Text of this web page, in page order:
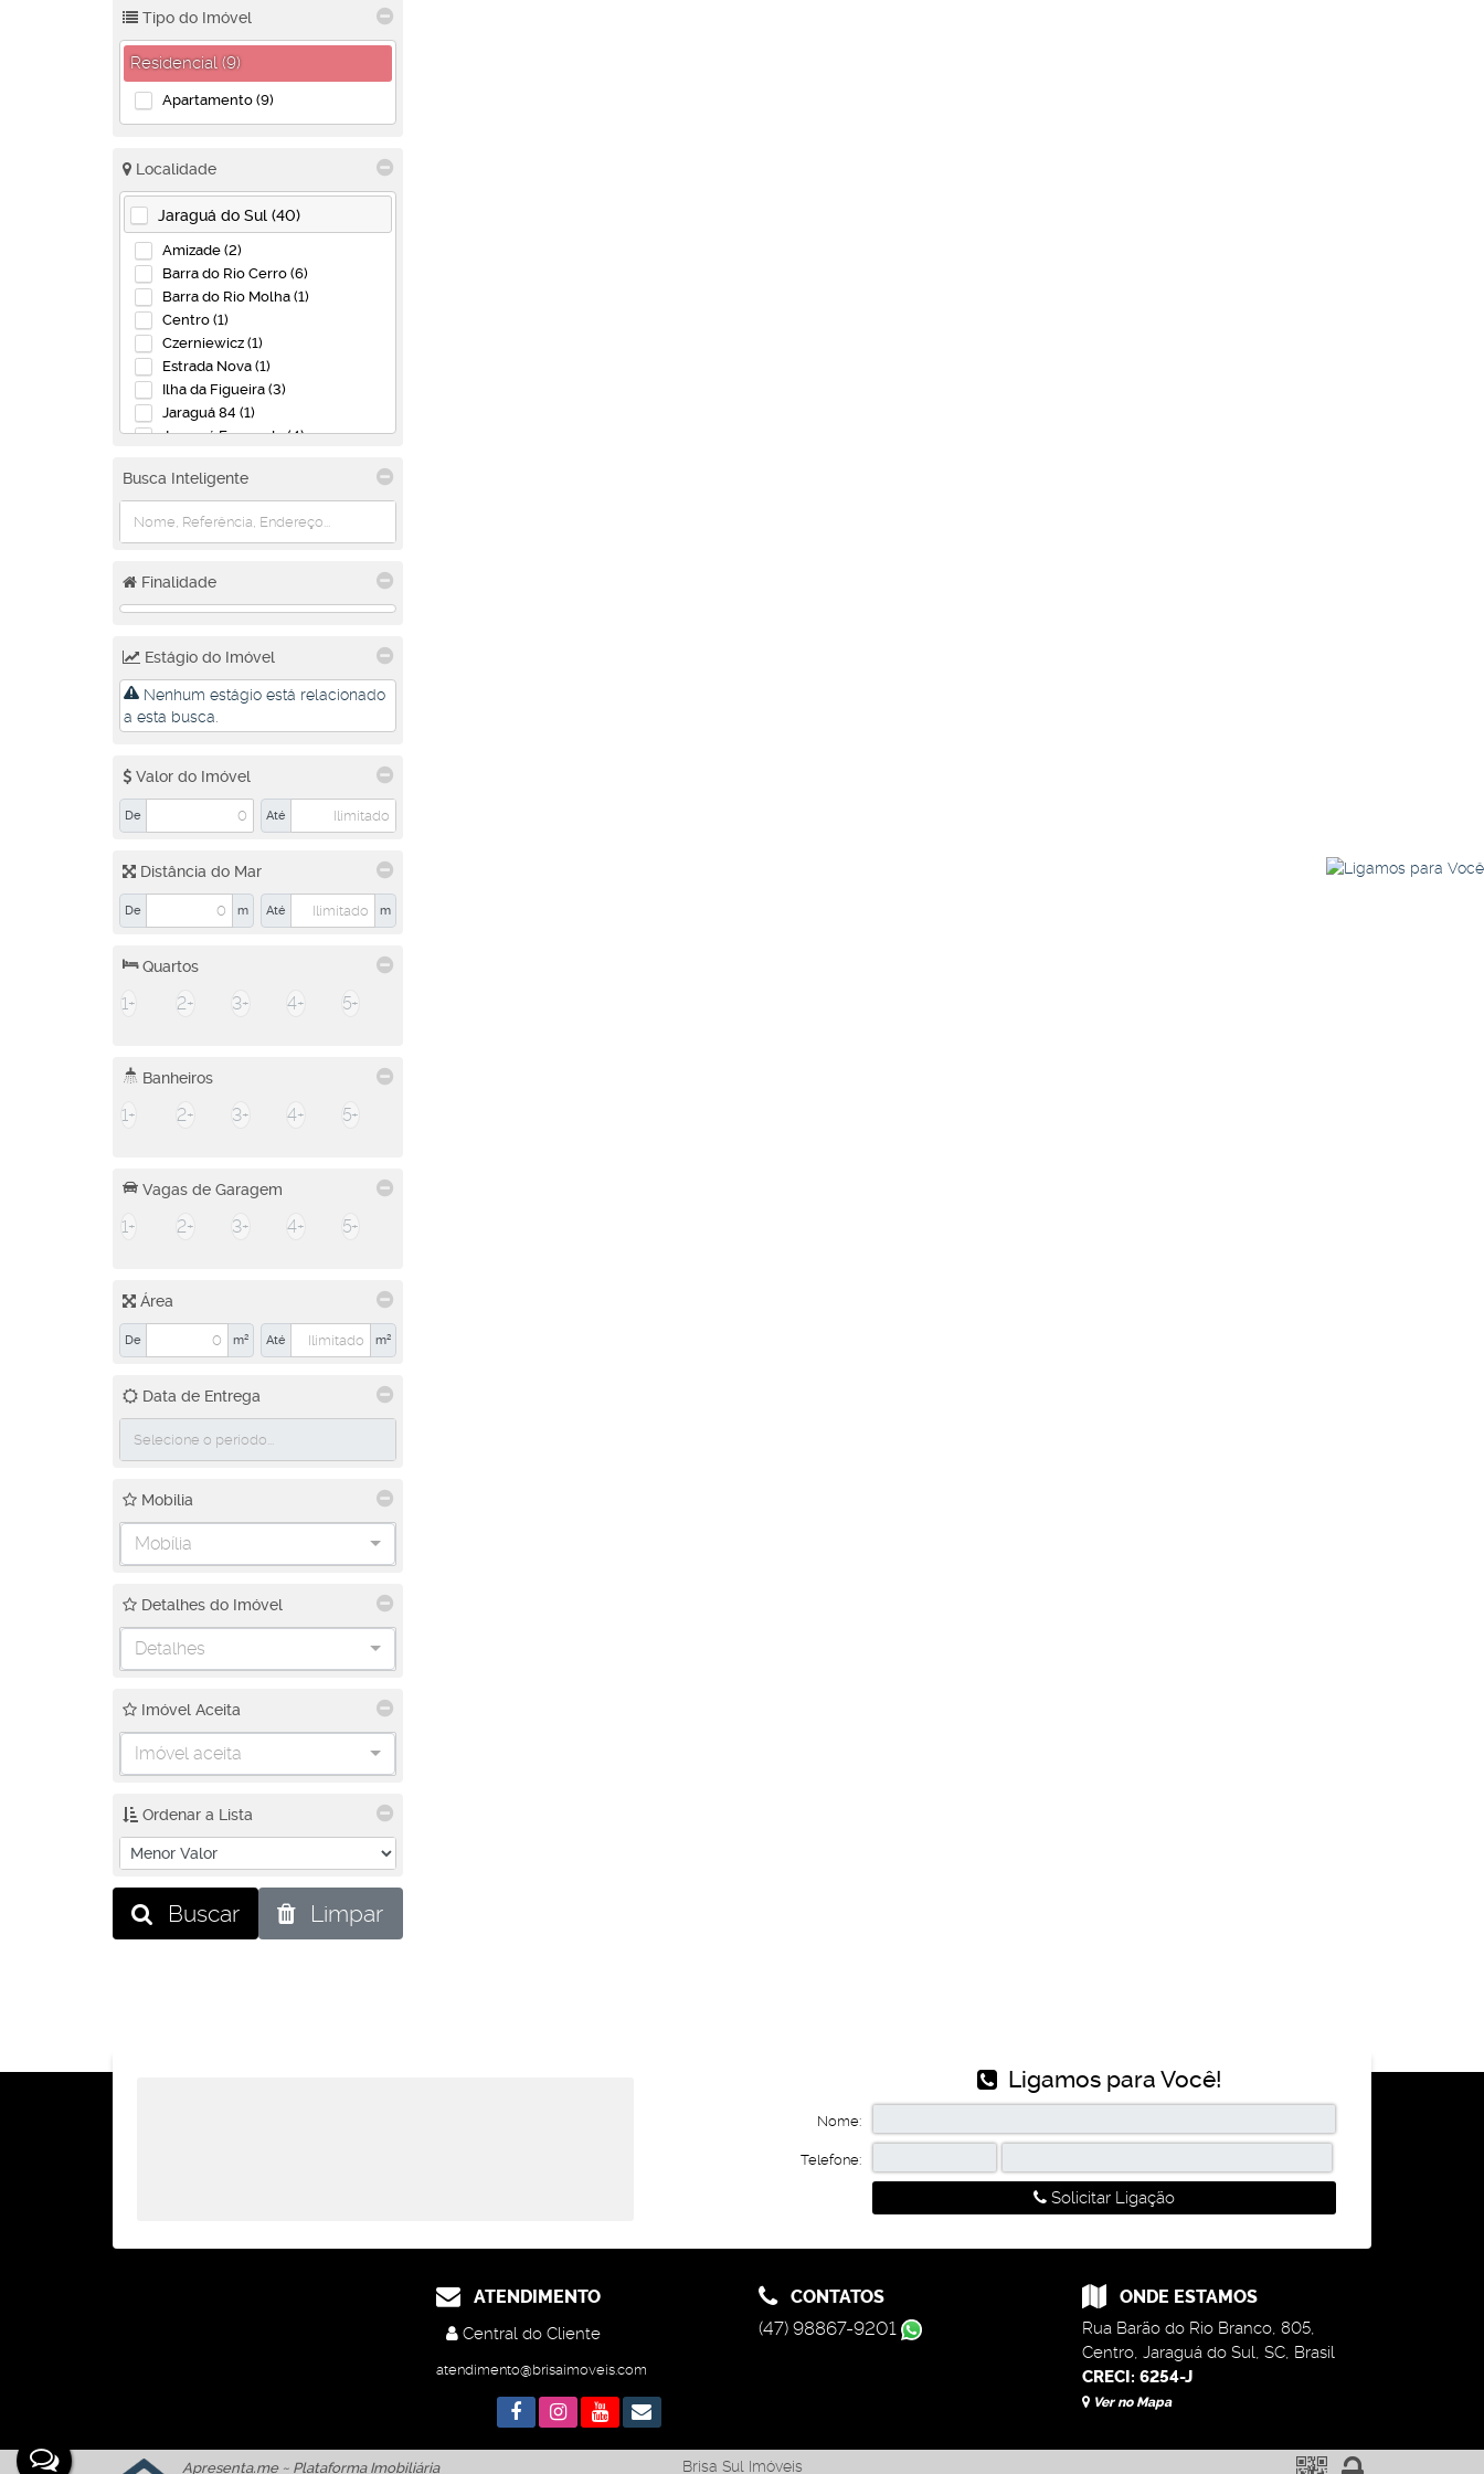
Tipo do Imóvel
Residencial (9)
Apartamento (9)
Localidade
Jaraguá do Sul (40)
Amizade (2)
Barra do Rio Cerro (6)
Barra do Rio Molha (1)
Centro (1)
Czerniewicz (1)
Estrada Nova (1)
Ilha da Figueira (3)
Jaraguá 84 (1)
Jaraguá Esquerdo (4)
Rau (1)
Rio Cerro I (1)
Santo Antônio (2)
Tifa Martins (1)
Vila Baependi (1)
Vila Lalau (5)
Vila Lenzi (2)
Rio Hern (1)
Schroeder 1 (1)
Araquari (1)
Abrahão Alab (1)
Busca Inteligente
Finalidade
Estágio do Imóvel
Nenhum estágio está relacionado
a esta busca.
Valor do Imóvel
De Até
Distância do Mar
De m Até m
Quartos
1+ 2+ 3+ 4+ 5+
Banheiros
1+ 2+ 3+ 4+ 5+
Vagas de Garagem
1+ 2+ 3+ 4+ 5+
Área
De m² Até m²
Data de Entrega
Mobilia
Mobília
Detalhes do Imóvel
Detalhes
Imóvel Aceita
Imóvel aceita
Ordenar a Lista
Buscar Limpar
Ligamos para Você!
Nome:
Telefone:
Solicitar Ligação
ATENDIMENTO
Central do Cliente
atendimento@brisaimoveis.com
CONTATOS
(47) 98867-9201
ONDE ESTAMOS
Rua Barão do Rio Branco, 805,
Centro, Jaraguá do Sul, SC, Brasil
CRECI: 6254-J
Ver no Mapa
Apresenta.me ~ Plataforma Imobiliária Brisa Sul Imóveis